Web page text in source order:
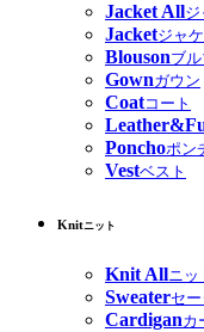
Jacket All
Jacketジャ
Blousonブ
Gownガウン
Coatコート
Ponchoポン
Vestベスト
Knitニット
Knit Allニッ
Sweaterセ
Cardiganカ